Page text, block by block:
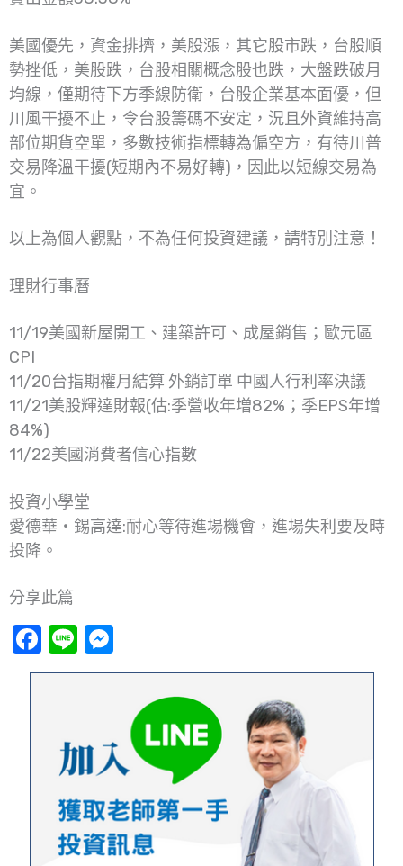
美國優先，資金排擠，美股漲，其它股市跌，台股順
勢挫低，美股跌，台股相關概念股也跌，大盤跌破月
均線，僅期待下方季線防衛，台股企業基本面優，但
川風干擾不止，令台股籌碼不安定，況且外資維持高
部位期貨空單，多數技術指標轉為偏空方，有待川普
交易降溫干擾(短期內不易好轉)，因此以短線交易為
宜。
以上為個人觀點，不為任何投資建議，請特別注意！
理財行事曆
11/19美國新屋開工、建築許可、成屋銷售；歐元區
CPI
11/20台指期權月結算 外銷訂單 中國人行利率決議
11/21美股輝達財報(估:季營收年増82%；季EPS年增
84%)
11/22美國消費者信心指數
投資小學堂
愛德華‧錫高達:耐心等待進場機會，進場失利要及時
投降。
分享此篇
Facebook
Line